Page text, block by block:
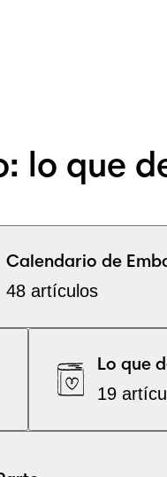
lo que
Calendario de
48 artículos
Lo que
19